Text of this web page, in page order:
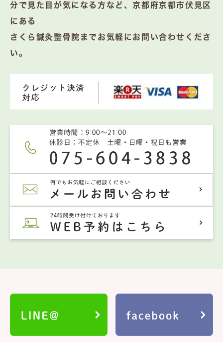
分で見た目が気になる方など、京都府京都市伏見区
にある
さくら鍼灸整骨院までお気軽にお問い合わせくださ
い。